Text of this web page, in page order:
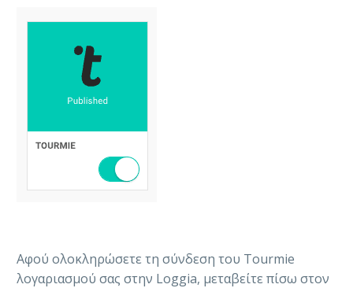
Αφού ολοκληρώσετε τη σύνδεση του Tourmie
λογαριασμού σας στην Loggia, μεταβείτε πίσω στον